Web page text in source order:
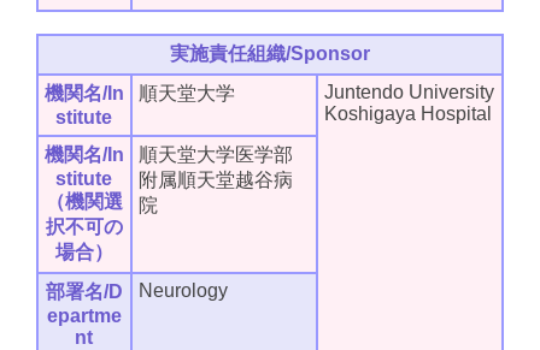
実施責任組織/Sponsor
機関名/In
stitute
順天堂大学
Juntendo University
Koshigaya Hospital
機関名/In
stitute
（機関選
択不可の
場合）
順天堂大学医学部
附属順天堂越谷病
院
部署名/D
epartme
nt
Neurology